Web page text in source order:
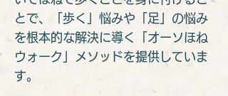
とで、「歩く」悩みや「足」の悩み
を根本的な解決に導く「オーソほね
ウォーク」メソッドを提供していま
す。